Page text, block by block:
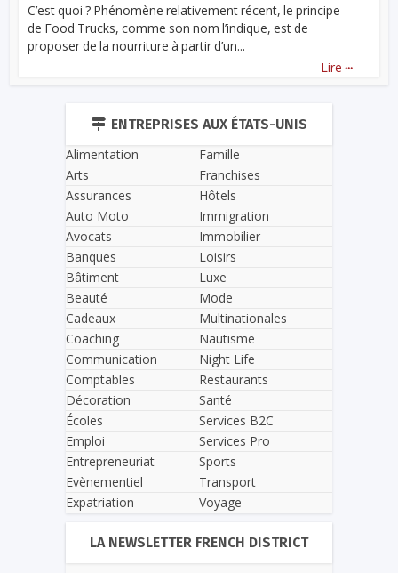
C’est quoi ? Phénomène relativement récent, le principe
de Food Trucks, comme son nom l’indique, est de
proposer de la nourriture à partir d’un...
Lire ...
ENTREPRISES AUX ÉTATS-UNIS
Alimentation
Arts
Assurances
Auto Moto
Avocats
Banques
Bâtiment
Beauté
Cadeaux
Coaching
Communication
Comptables
Décoration
Écoles
Emploi
Entrepreneuriat
Evènementiel
Expatriation
Famille
Franchises
Hôtels
Immigration
Immobilier
Loisirs
Luxe
Mode
Multinationales
Nautisme
Night Life
Restaurants
Santé
Services B2C
Services Pro
Sports
Transport
Voyage
LA NEWSLETTER FRENCH DISTRICT